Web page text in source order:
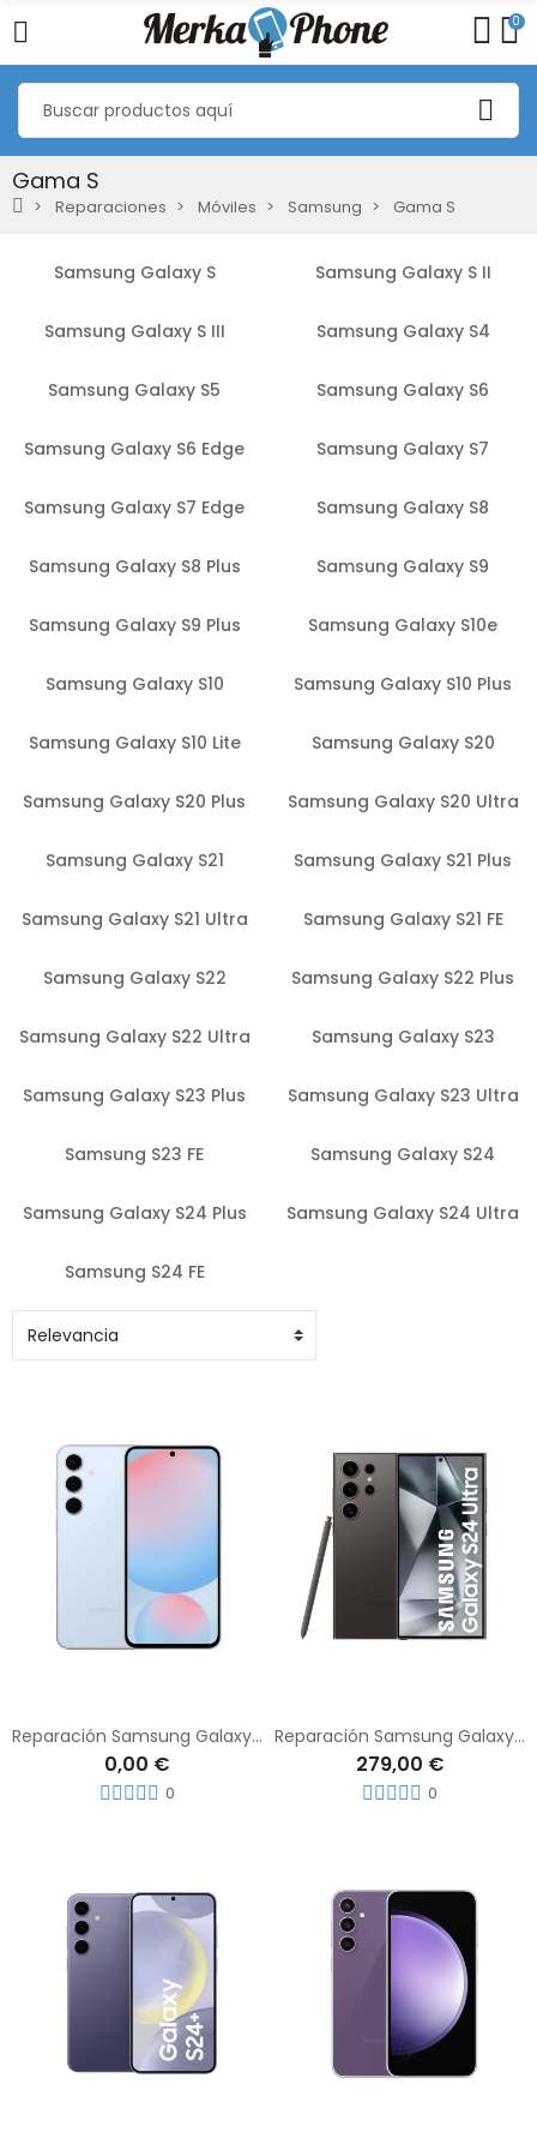
0
Gama S
Reparaciones Móviles Samsung Gama S
Samsung Galaxy S Samsung Galaxy S II
Samsung Galaxy S III Samsung Galaxy S4
Samsung Galaxy S5 Samsung Galaxy S6
Samsung Galaxy S6 Edge Samsung Galaxy S7
Samsung Galaxy S7 Edge Samsung Galaxy S8
Samsung Galaxy S8 Plus Samsung Galaxy S9
Samsung Galaxy S9 Plus Samsung Galaxy S10e
Samsung Galaxy S10 Samsung Galaxy S10 Plus
Samsung Galaxy S10 Lite Samsung Galaxy S20
Samsung Galaxy S20 Plus Samsung Galaxy S20 Ultra
Samsung Galaxy S21 Samsung Galaxy S21 Plus
Samsung Galaxy S21 Ultra Samsung Galaxy S21 FE
Samsung Galaxy S22 Samsung Galaxy S22 Plus
Samsung Galaxy S22 Ultra Samsung Galaxy S23
Samsung Galaxy S23 Plus Samsung Galaxy S23 Ultra
Samsung S23 FE Samsung Galaxy S24
Samsung Galaxy S24 Plus Samsung Galaxy S24 Ultra
Samsung S24 FE
Reparación Samsung Galaxy S24 FE
0,00 €
0
Reparación Samsung Galaxy S24 Ultra
279,00 €
0